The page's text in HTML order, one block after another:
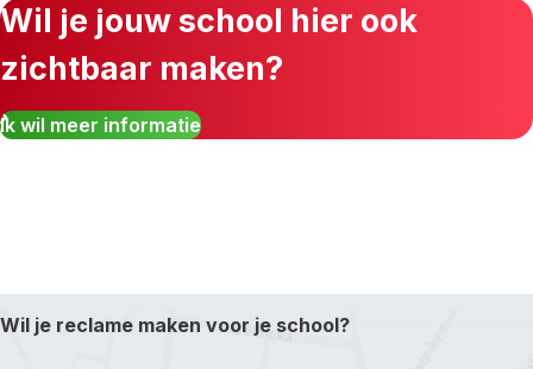
Wil je jouw school hier ook
zichtbaar maken?
Ik wil meer informatie
Wil je reclame maken voor je school?